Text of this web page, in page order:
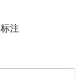
标注